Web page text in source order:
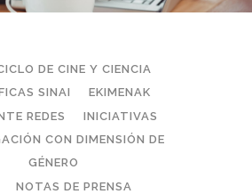
DE CINE Y CIENCIA
SINAI
EKIMENAK
REDES
INICIATIVAS
CON DIMENSIÓN DE
GÉNERO
NOTAS DE PRENSA